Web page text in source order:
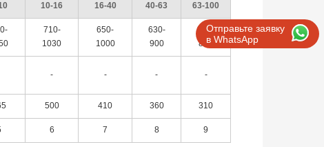
Отправьте заявку
в WhatsApp
10-16 16-40 40-63 63-100
710-
1030
650-
1000
630-
900
580-
850
- - - -
500 410 360 310
6 7 8 9